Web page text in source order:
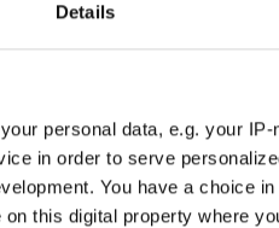
Details
personal data, e.g. your
in order to serve
You have a choice
this digital property where
opinionsbildning och